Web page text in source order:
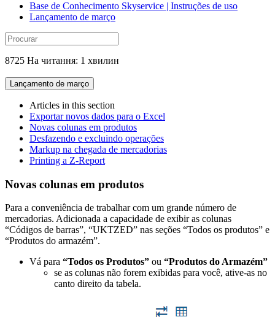
Base de Conhecimento Skyservice | Instruções de uso
Lançamento de março
8725 На читання: 1 хвилин
Lançamento de março
Articles in this section
Exportar novos dados para o Excel
Novas colunas em produtos
Desfazendo e excluindo operações
Markup na chegada de mercadorias
Printing a Z-Report
Novas colunas em produtos
Para a conveniência de trabalhar com um grande número de
mercadorias. Adicionada a capacidade de exibir as colunas
“Códigos de barras”, “UKTZED” nas seções “Todos os produtos” e
“Produtos do armazém”.
Vá para “Todos os Produtos” ou “Produtos do Armazém”
se as colunas não forem exibidas para você, ative-as no
canto direito da tabela.